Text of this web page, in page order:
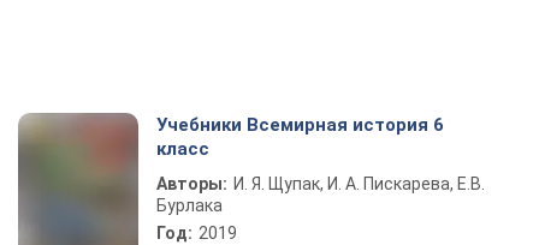
Учебники Всемирная история 6
класс
Авторы: И. Я. Щупак, И. А. Пискарева, Е.В.
Бурлака
Год: 2019